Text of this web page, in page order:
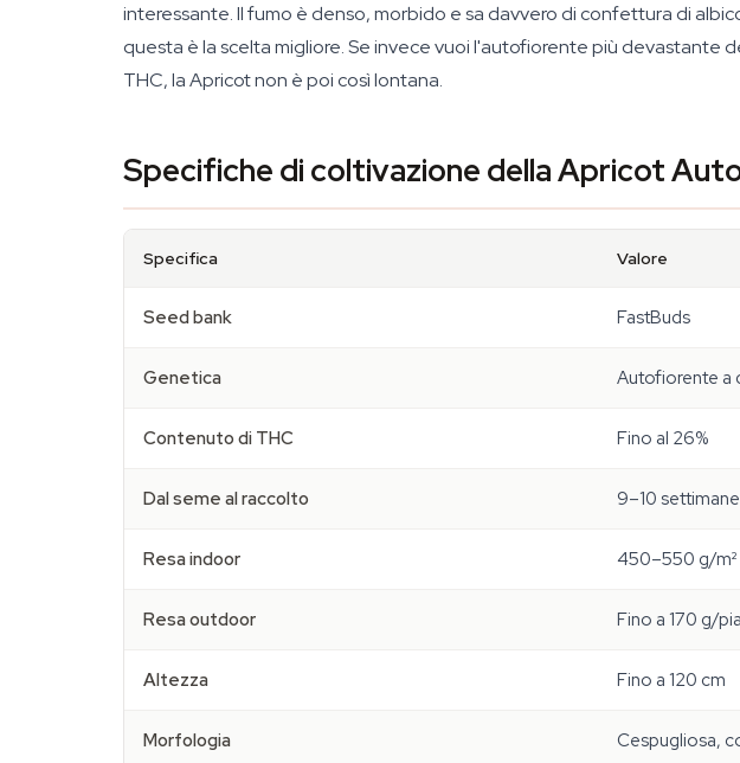
interessante. Il fumo è denso, morbido e sa davvero di confettura di
questa è la scelta migliore. Se invece vuoi l'autofiorente più devastante
THC, la Apricot non è poi così lontana.
Specifiche di coltivazione della Apricot
Specifica Valore
Seed bank FastBuds
Genetica Autofiorente a
Contenuto di THC Fino al 26%
Dal seme al raccolto 9–10 settimane
Resa indoor 450–550 g/m²
Resa outdoor Fino a 170 g/
Altezza Fino a 120 cm
Morfologia Cespugliosa,